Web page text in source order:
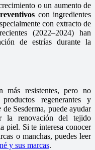
o un aumento de
con ingredientes
con extracto de
(2022–2024) han
de estrías durante la
más resistentes, pero no
regenerantes y
de Sesderma, puede ayudar
la renovación del tejido
piel. Si te interesa conocer
o manchas, puedes leer
y sus marcas.